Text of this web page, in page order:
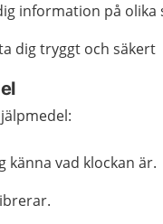
information på olika
dig tryggt och säkert
känna vad klockan är.